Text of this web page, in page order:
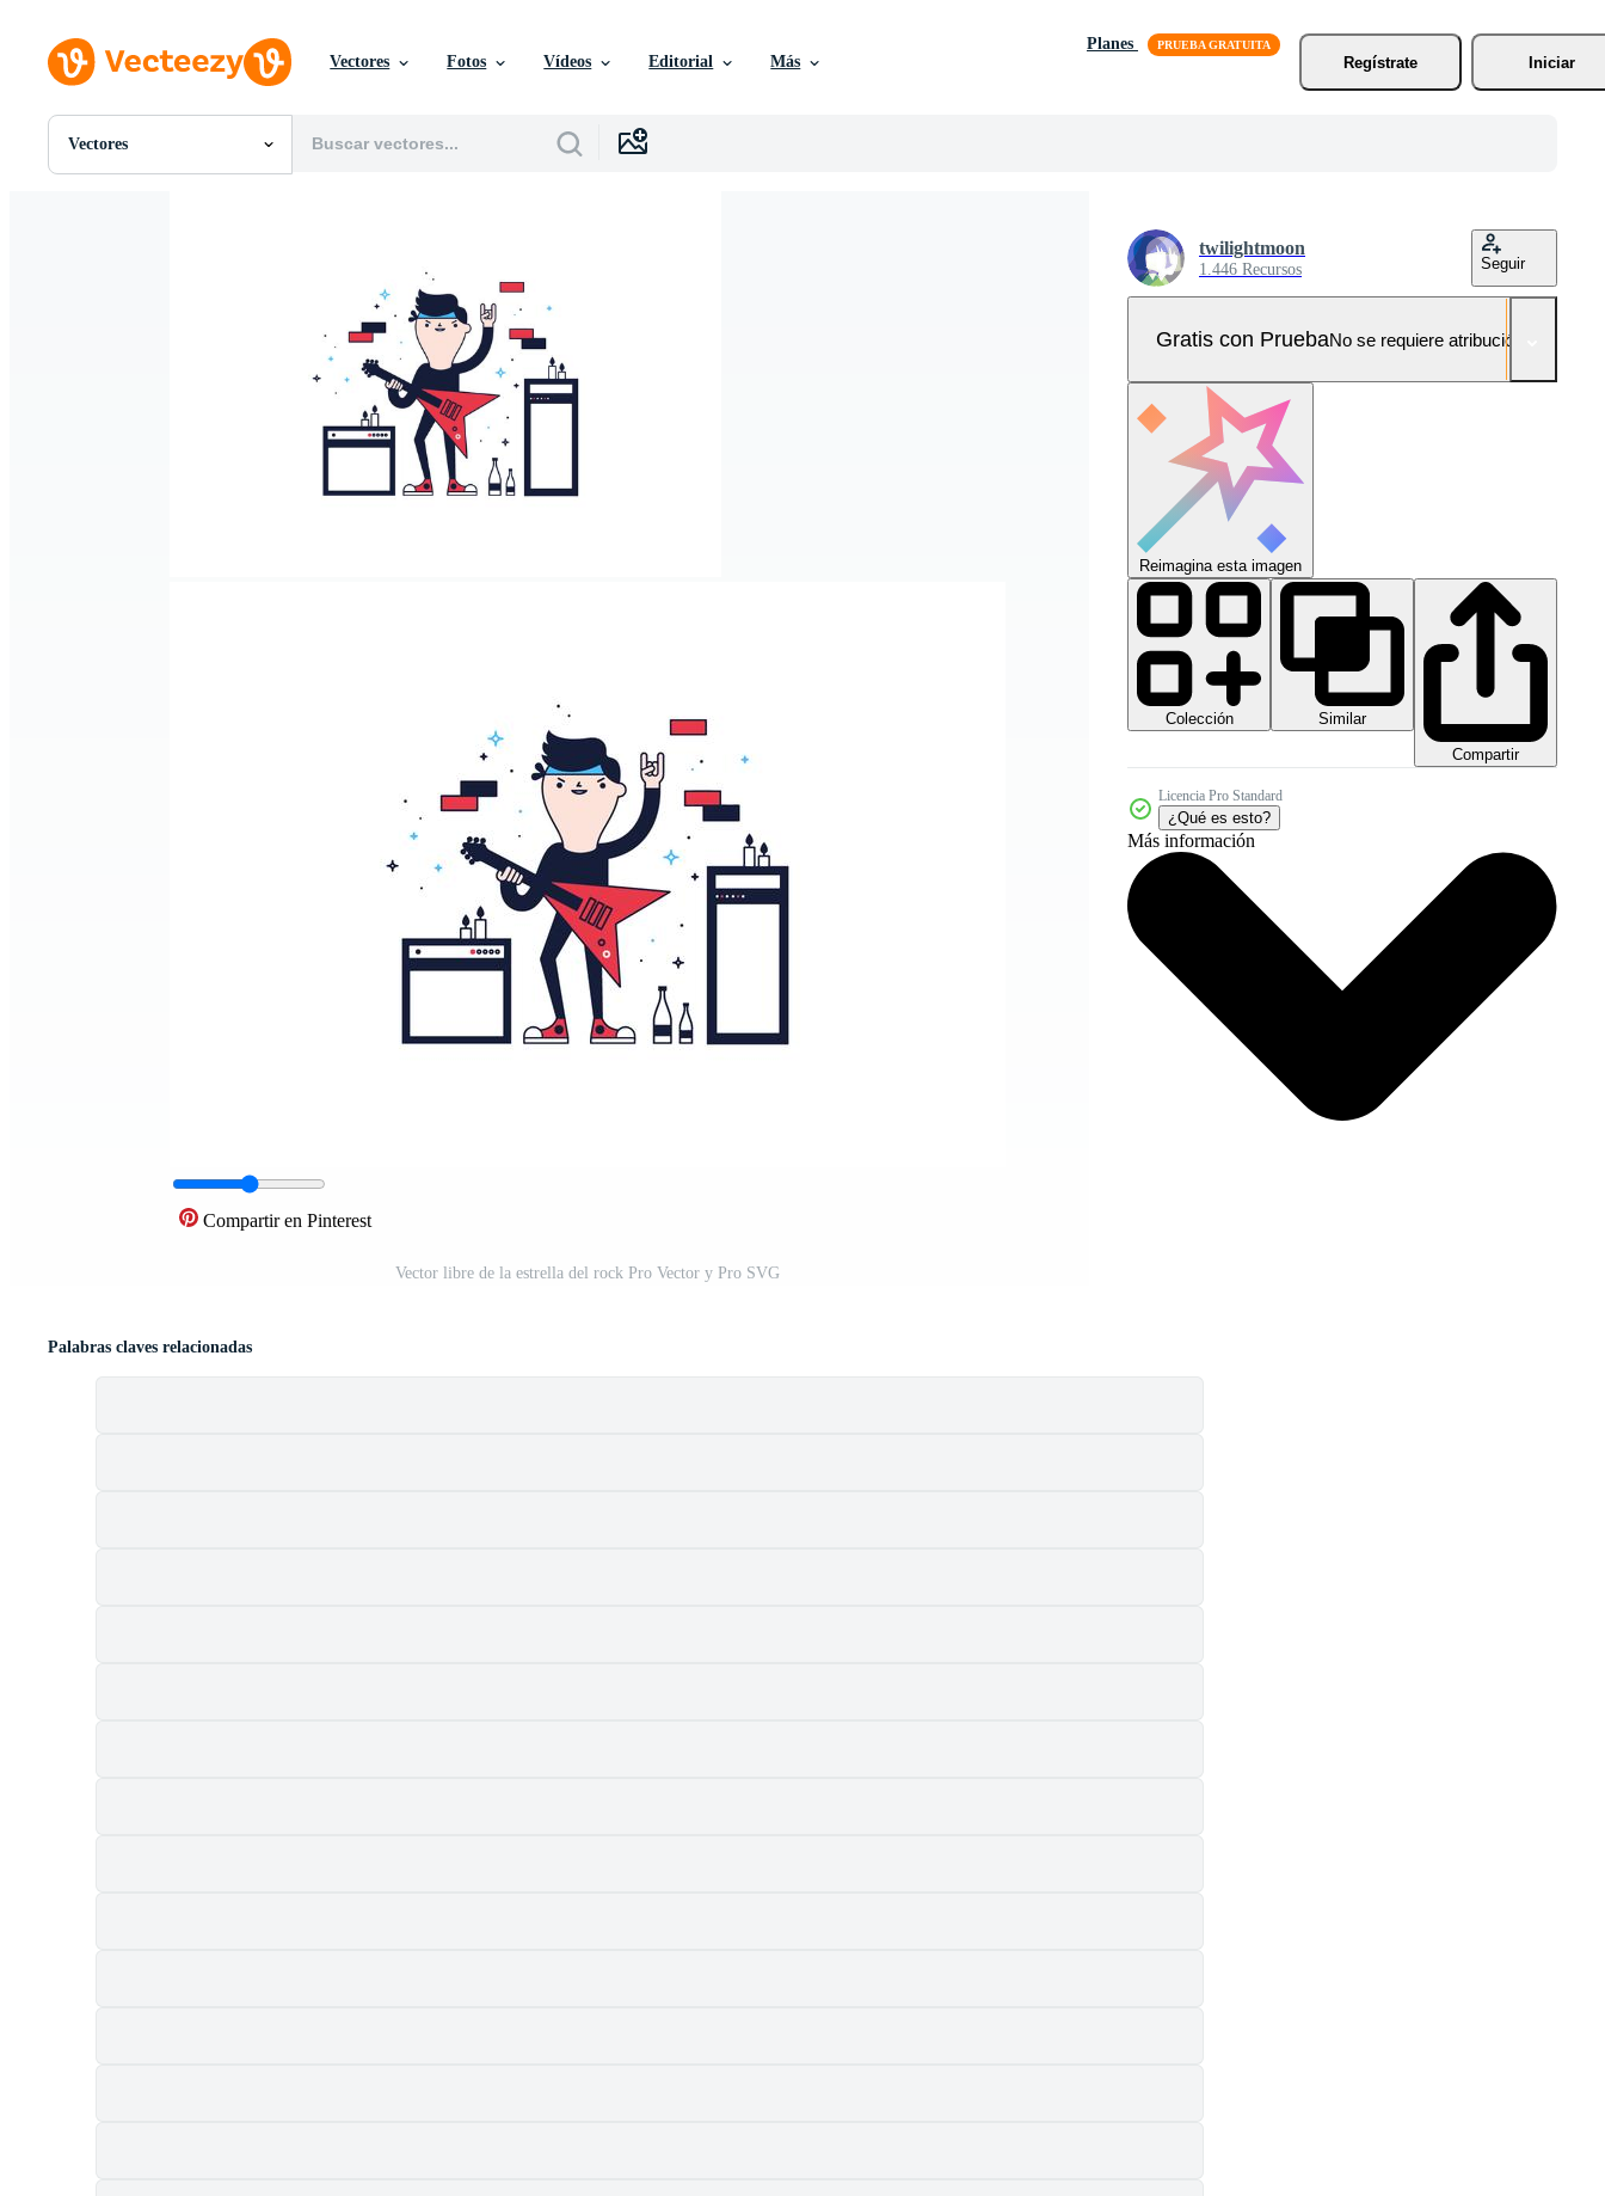
Vectores Fotos Vídeos Editorial Más
Planes
Regístrate
Iniciar
Vectores
Todas Imágenes
Compartir en Pinterest
Vector libre de la estrella del rock Pro Vector y Pro SVG
twilightmoon
1.446 Recursos Seguir
Gratis con PruebaNo se requiere atribución!
Reimagina esta imagen
Colección
Similar
Compartir
Licencia Pro Standard
¿Qué es esto?
Más información
Palabras claves relacionadas